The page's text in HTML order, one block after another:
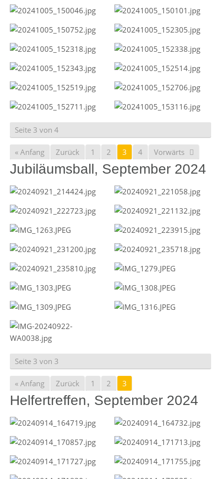
Seite 3 von 4
« Anfang Zurück 1 2 3 4 Vorwärts
Jubiläumsball, September 2024
Seite 3 von 3
« Anfang Zurück 1 2 3
Helfertreffen, September 2024